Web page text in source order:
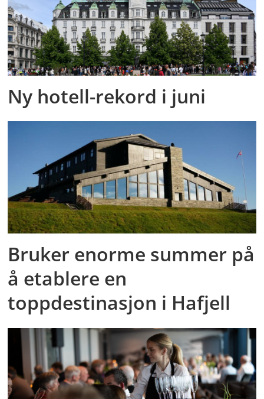
Ny hotell-rekord i juni
Bruker enorme summer på
å etablere en
toppdestinasjon i Hafjell